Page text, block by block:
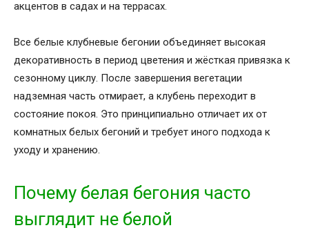
акцентов в садах и на террасах.
Все белые клубневые бегонии объединяет высокая
декоративность в период цветения и жёсткая привязка к
сезонному циклу. После завершения вегетации
надземная часть отмирает, а клубень переходит в
состояние покоя. Это принципиально отличает их от
комнатных белых бегоний и требует иного подхода к
уходу и хранению.
Почему белая бегония часто
выглядит не белой